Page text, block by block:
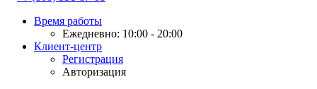
Время работы
Ежедневно: 10:00 - 20:00
Клиент-центр
Регистрация
Авторизация